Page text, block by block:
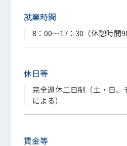
就業時間
8：00～17：30（休憩時間
休日等
完全週休二日制（土・日、
による）
賃金等